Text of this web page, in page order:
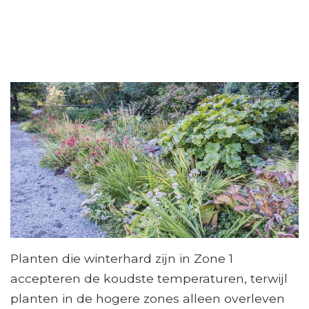
Planten die winterhard zijn in Zone 1
accepteren de koudste temperaturen, terwijl
planten in de hogere zones alleen overleven